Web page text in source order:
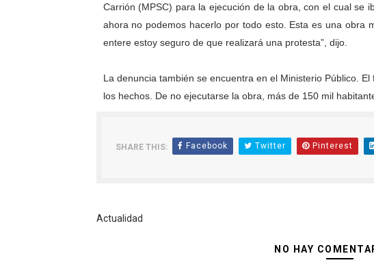
Carrión (MPSC) para la ejecución de la obra, con el cual se
ahora no podemos hacerlo por todo esto. Esta es una obra
entere estoy seguro de que realizará una protesta”, dijo.
La denuncia también se encuentra en el Ministerio Público.
los hechos. De no ejecutarse la obra, más de 150 mil
SHARE THIS: Facebook Twitter Pinterest
Actualidad
NO HAY